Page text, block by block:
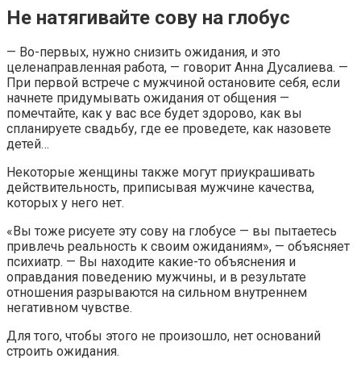
Не натягивайте сову на глобус
— Во-первых, нужно снизить ожидания, и это
целенаправленная работа, — говорит Анна Дусалиева. —
При первой встрече с мужчиной остановите себя, если
начнете придумывать ожидания от общения —
помечтайте, как у вас все будет здорово, как вы
спланируете свадьбу, где ее проведете, как назовете
детей…
Некоторые женщины также могут приукрашивать
действительность, приписывая мужчине качества,
которых у него нет.
«Вы тоже рисуете эту сову на глобусе — вы пытаетесь
привлечь реальность к своим ожиданиям», — объясняет
психиатр. — Вы находите какие-то объяснения и
оправдания поведению мужчины, и в результате
отношения разрываются на сильном внутреннем
негативном чувстве.
Для того, чтобы этого не произошло, нет оснований
строить ожидания.